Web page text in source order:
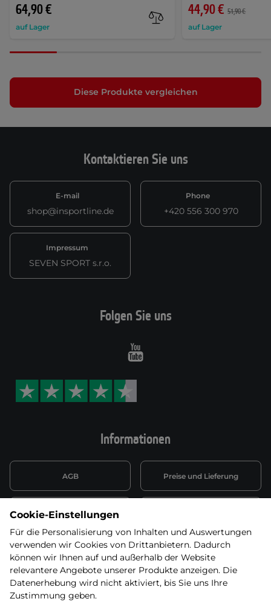
64,90 €
auf Lager
44,90 € 51,90 €
auf Lager
Diese Produkte vergleichen
Kontaktieren Sie uns
E-mail
shop@insportline.de
Phone
+420 556 300 970
Impressum
SEVEN SPORT s.r.o.
Informationen
AGB Preise und Lieferung
Datenschutzerklärung
Wiederufsbelehrung mit Link
zum Formular
Batterieentsorgung
Informationen zu Elektro-
und Elektonikgeräten
Widerruf erklären
Folgen Sie uns
Youtube
Cookie-Einstellungen
Für die Personalisierung von Inhalten und Auswertungen
verwenden wir Cookies von Drittanbietern. Dadurch
können wir Ihnen auf und außerhalb der Website
relevantere Angebote unserer Produkte anzeigen. Die
Datenerhebung wird nicht aktiviert, bis Sie uns Ihre
Zustimmung geben.